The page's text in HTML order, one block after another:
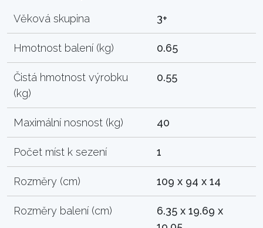
Věková skupina 3+
Hmotnost balení (kg) 0.65
Čistá hmotnost výrobku
(kg)
0.55
Maximální nosnost (kg) 40
Počet míst k sezení 1
Rozměry (cm) 109 x 94 x 14
Rozměry balení (cm)
6.35 x 19.69 x